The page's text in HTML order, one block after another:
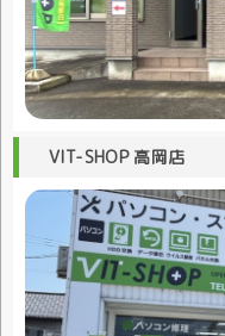
VIT-SHOP 高岡店